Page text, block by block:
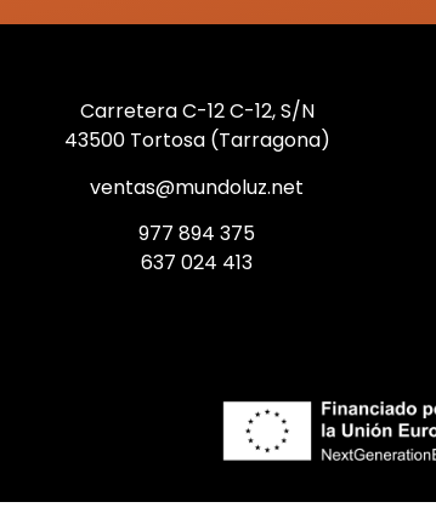
Carretera C-12 C-12, S/N
43500 Tortosa (Tarragona)
ventas@mundoluz.net
977 894 375
637 024 413